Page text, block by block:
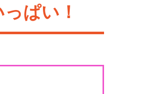
ぱい！